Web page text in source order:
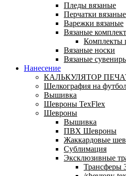
Пледы вязаные
Перчатки вязаные
Варежки вязаные
Вязаные
Комплекты
Вязаные носки
Вязаные
Нанесение
КАЛЬКУЛЯТОР
Шелкография на
Вышивка
Шевроны TexFlex
Шевроны
Вышивка
ПВХ Шевроны
Жаккардовые
Сублимация
Эксклюзивные
Трансферы